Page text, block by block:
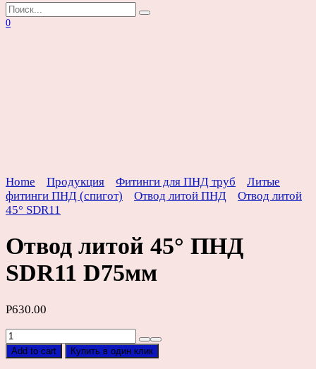
Search
for:
0
Home Продукция Фитинги для ПНД труб
Литые
фитинги ПНД (спигот)
Отвод литой ПНД
Отвод литой
45° SDR11
Отвод литой 45° ПНД
SDR11 D75мм
Р630.00
Отвод
литой
Add to cart Купить в один клик